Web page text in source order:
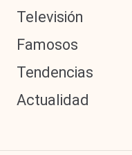
Televisión
Famosos
Tendencias
Actualidad